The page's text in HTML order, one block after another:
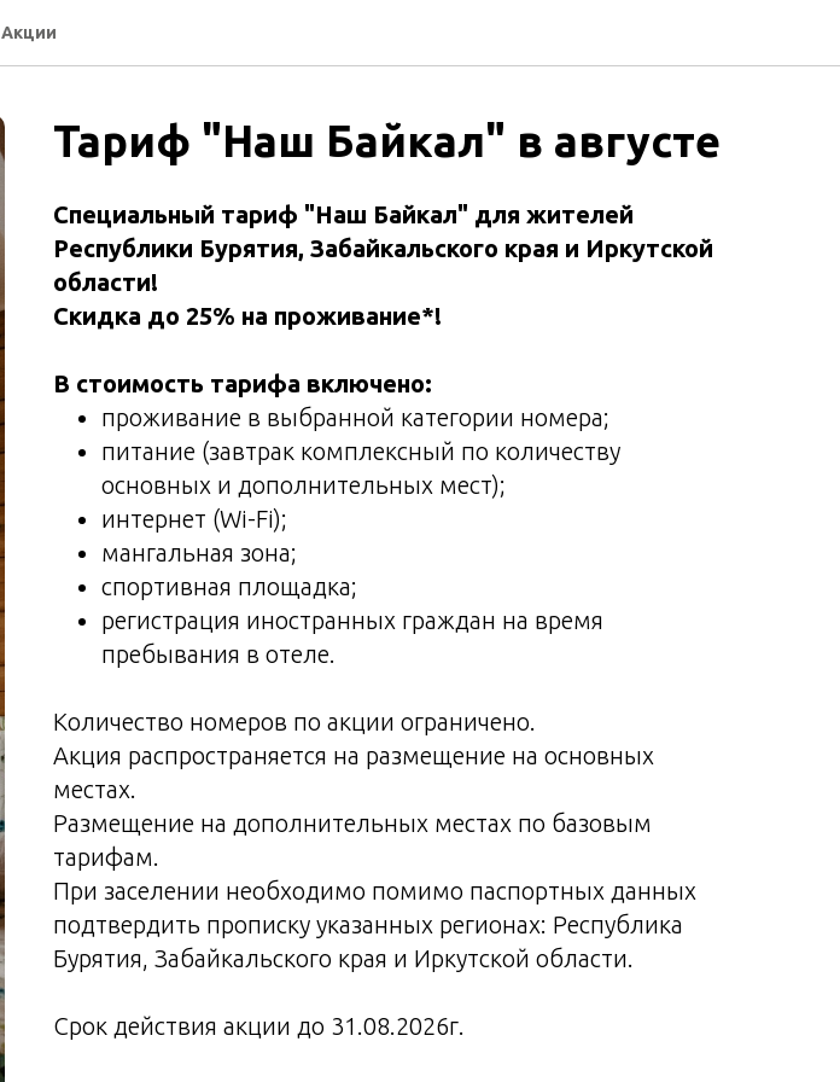
Акции
Тариф "Наш Байкал" в августе
Специальный тариф "Наш Байкал" для жителей
Республики Бурятия, Забайкальского края и Иркутской
области!
Скидка до 25% на проживание*!
В стоимость тарифа включено:
проживание в выбранной категории номера;
питание (завтрак комплексный по количеству
основных и дополнительных мест);
интернет (Wi-Fi);
мангальная зона;
спортивная площадка;
регистрация иностранных граждан на время
пребывания в отеле.
Количество номеров по акции ограничено.
Акция распространяется на размещение на основных
местах.
Размещение на дополнительных местах по базовым
тарифам.
При заселении необходимо помимо паспортных данных
подтвердить прописку указанных регионах: Республика
Бурятия, Забайкальского края и Иркутской области.
Срок действия акции до 31.08.2026г.